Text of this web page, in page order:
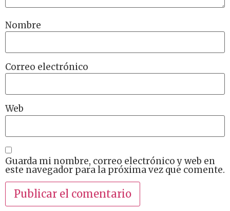
Nombre
Correo electrónico
Web
Guarda mi nombre, correo electrónico y web en
este navegador para la próxima vez que comente.